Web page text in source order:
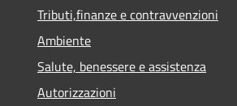
Tributi,finanze e contravvenzioni
Ambiente
Salute, benessere e assistenza
Autorizzazioni